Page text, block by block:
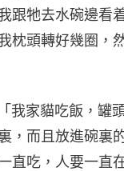
跟牠去水碗邊看
枕頭轉好幾圈，
我家貓吃飯，罐
，而且放進碗裏
直吃，人要一直